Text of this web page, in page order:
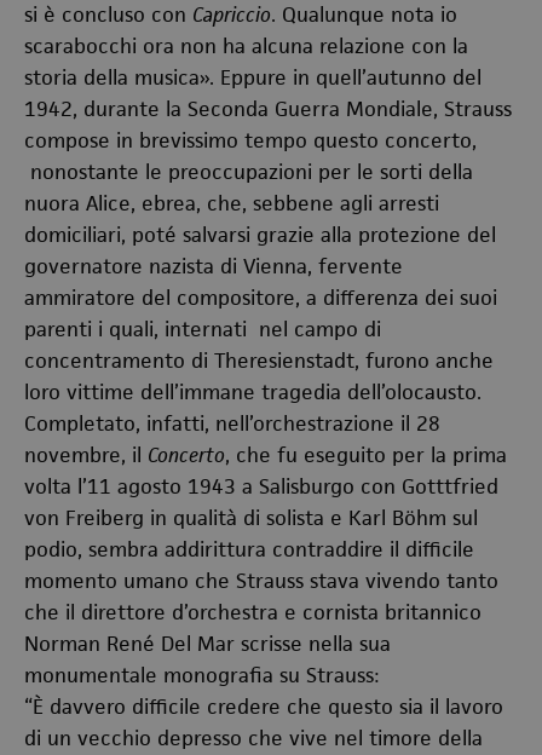
si è concluso con Capriccio. Qualunque nota io
scarabocchi ora non ha alcuna relazione con la
storia della musica». Eppure in quell’autunno del
1942, durante la Seconda Guerra Mondiale, Strauss
compose in brevissimo tempo questo concerto,
nonostante le preoccupazioni per le sorti della
nuora Alice, ebrea, che, sebbene agli arresti
domiciliari, poté salvarsi grazie alla protezione del
governatore nazista di Vienna, fervente
ammiratore del compositore, a differenza dei suoi
parenti i quali, internati nel campo di
concentramento di Theresienstadt, furono anche
loro vittime dell’immane tragedia dell’olocausto.
Completato, infatti, nell’orchestrazione il 28
novembre, il Concerto, che fu eseguito per la prima
volta l’11 agosto 1943 a Salisburgo con Gotttfried
von Freiberg in qualità di solista e Karl Böhm sul
podio, sembra addirittura contraddire il difficile
momento umano che Strauss stava vivendo tanto
che il direttore d’orchestra e cornista britannico
Norman René Del Mar scrisse nella sua
monumentale monografia su Strauss:
“È davvero difficile credere che questo sia il lavoro
di un vecchio depresso che vive nel timore della